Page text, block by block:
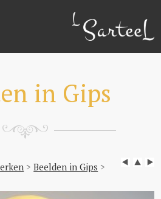
in Gips
>Beelden in Gips >